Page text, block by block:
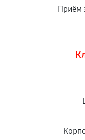
Приём